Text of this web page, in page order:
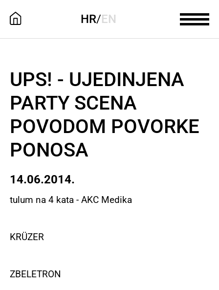
HR/EN
UPS! - UJEDINJENA
PARTY SCENA
POVODOM POVORKE
PONOSA
14.06.2014.
tulum na 4 kata - AKC Medika
KRÜZER
ZBELETRON